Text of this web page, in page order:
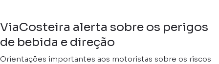
ViaCosteira alerta sobre os perigos
de bebida e direção
Orientações importantes aos motoristas sobre os riscos